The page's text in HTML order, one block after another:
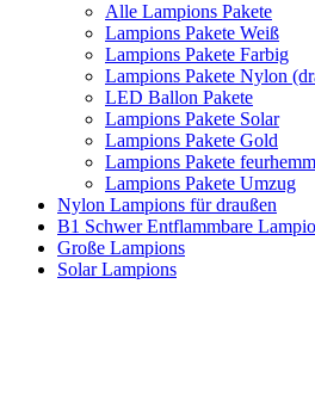
Alle Lampions Pakete
Lampions Pakete Weiß
Lampions Pakete Farbig
Lampions Pakete Nylon
LED Ballon Pakete
Lampions Pakete Solar
Lampions Pakete Gold
Lampions Pakete
Lampions Pakete Umzug
Nylon Lampions für draußen
B1 Schwer Entflammbare
Große Lampions
Solar Lampions